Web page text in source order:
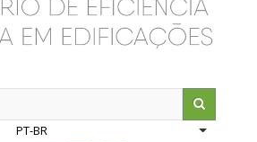
PT-BR
List